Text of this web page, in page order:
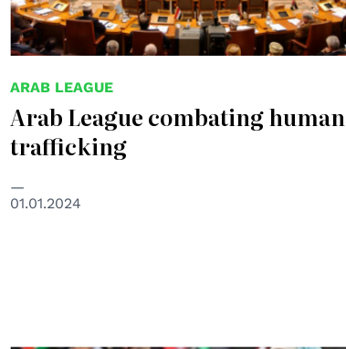
ARAB LEAGUE
Arab League combating human
trafficking
01.01.2024